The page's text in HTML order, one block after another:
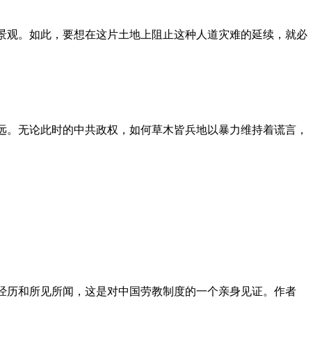
。如此，要想在这片土地上阻止这种人道灾难的延续，就必
无论此时的中共政权，如何草木皆兵地以暴力维持着谎言，
和所见所闻，这是对中国劳教制度的一个亲身见证。作者